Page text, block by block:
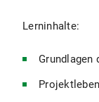
Lerninhalte:
Grundlagen